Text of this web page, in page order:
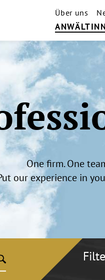
Über uns
One firm. One
our experience in